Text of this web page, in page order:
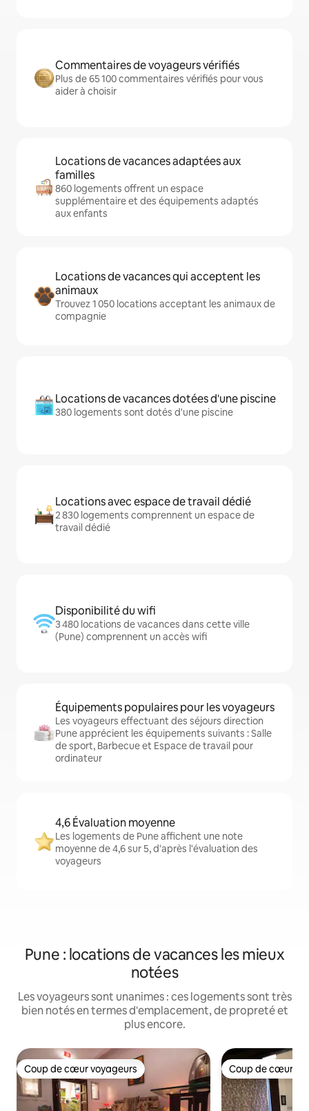
Commentaires de voyageurs vérifiés
Plus de 65 100 commentaires vérifiés pour vous
aider à choisir
Locations de vacances adaptées aux
familles
860 logements offrent un espace
supplémentaire et des équipements adaptés
aux enfants
Locations de vacances qui acceptent les
animaux
Trouvez 1 050 locations acceptant les animaux de
compagnie
Locations de vacances dotées d'une piscine
380 logements sont dotés d'une piscine
Locations avec espace de travail dédié
2 830 logements comprennent un espace de
travail dédié
Disponibilité du wifi
3 480 locations de vacances dans cette ville
(Pune) comprennent un accès wifi
Équipements populaires pour les voyageurs
Les voyageurs effectuant des séjours direction
Pune apprécient les équipements suivants : Salle
de sport, Barbecue et Espace de travail pour
ordinateur
4,6 Évaluation moyenne
Les logements de Pune affichent une note
moyenne de 4,6 sur 5, d'après l'évaluation des
voyageurs
Pune : locations de vacances les mieux
notées
Les voyageurs sont unanimes : ces logements sont très
bien notés en termes d'emplacement, de propreté et
plus encore.
Coup de cœur voyageurs
Coup de cœur voyageurs Coup de cœur
Coup de cœur